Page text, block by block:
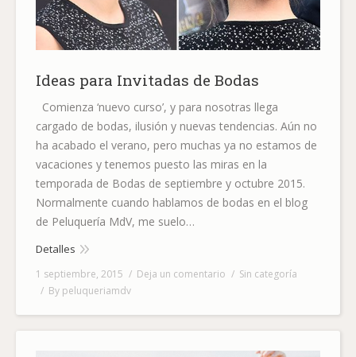
Ideas para Invitadas de Bodas
Comienza ‘nuevo curso’, y para nosotras llega
cargado de bodas, ilusión y nuevas tendencias. Aún no
ha acabado el verano, pero muchas ya no estamos de
vacaciones y tenemos puesto las miras en la
temporada de Bodas de septiembre y octubre 2015.
Normalmente cuando hablamos de bodas en el blog
de Peluquería MdV, me suelo…
Detalles
1 septiembre, 2015 Deja un comentario
Sin categoría
By peluqueriamdv